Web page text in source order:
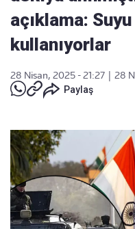
açıklama:
kullanıyorlar
28 Nisan, 2025 - 21:27
28
Paylaş